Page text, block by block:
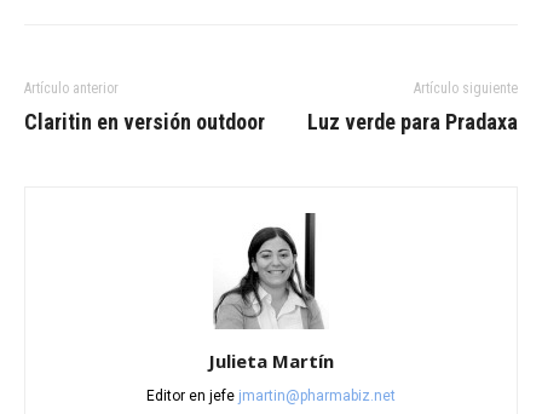
Artículo anterior
Claritin en versión outdoor
Artículo siguiente
Luz verde para Pradaxa
Julieta Martín
Editor en jefe jmartin@pharmabiz.net